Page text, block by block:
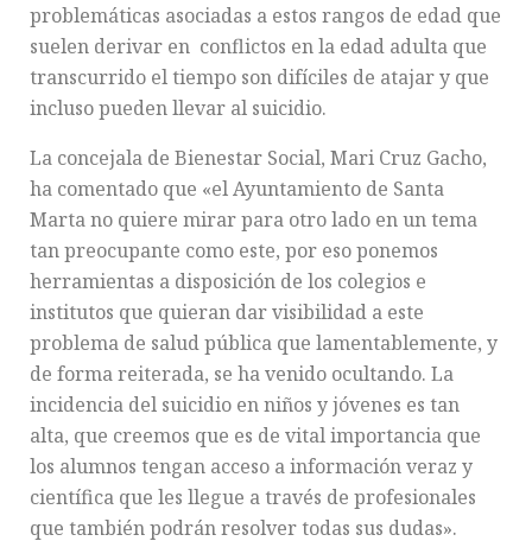
problemáticas asociadas a estos rangos de edad que
suelen derivar en conflictos en la edad adulta que
transcurrido el tiempo son difíciles de atajar y que
incluso pueden llevar al suicidio.
La concejala de Bienestar Social, Mari Cruz Gacho,
ha comentado que «el Ayuntamiento de Santa
Marta no quiere mirar para otro lado en un tema
tan preocupante como este, por eso ponemos
herramientas a disposición de los colegios e
institutos que quieran dar visibilidad a este
problema de salud pública que lamentablemente, y
de forma reiterada, se ha venido ocultando. La
incidencia del suicidio en niños y jóvenes es tan
alta, que creemos que es de vital importancia que
los alumnos tengan acceso a información veraz y
científica que les llegue a través de profesionales
que también podrán resolver todas sus dudas».